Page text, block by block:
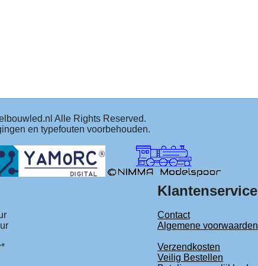
Alle Rights Reserved.
en typefouten voorbehouden.
Klantenservice
Contact
Algemene voorwaarden
Verzendkosten
Veilig Bestellen